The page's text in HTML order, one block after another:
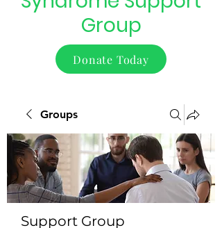
Group
Donate Today
Groups
Support Group